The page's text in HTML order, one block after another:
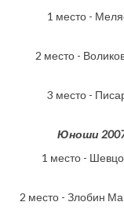
1 место -
2 место -
3 место -
Юноши
1 место -
2 место - Злобин